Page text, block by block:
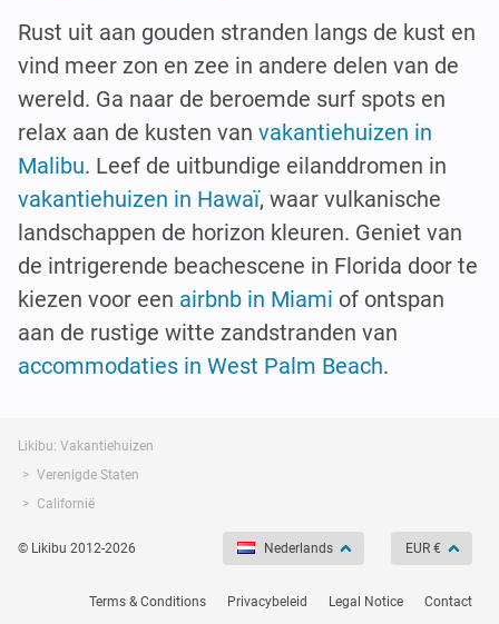
Rust uit aan gouden stranden langs de kust en
vind meer zon en zee in andere delen van de
wereld. Ga naar de beroemde surf spots en
relax aan de kusten van vakantiehuizen in
Malibu. Leef de uitbundige eilanddromen in
vakantiehuizen in Hawaï, waar vulkanische
landschappen de horizon kleuren. Geniet van
de intrigerende beachescene in Florida door te
kiezen voor een airbnb in Miami of ontspan
aan de rustige witte zandstranden van
accommodaties in West Palm Beach.
Likibu: Vakantiehuizen
Verenigde Staten
Californië
© Likibu 2012-2026 Nederlands EUR €
Terms & Conditions Privacybeleid Legal Notice Contact